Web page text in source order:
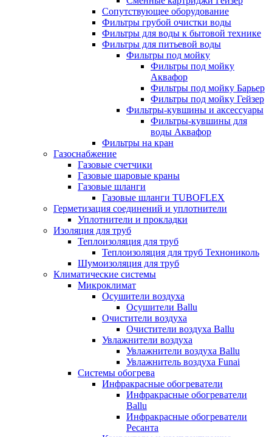
Сопутствующее оборудование
Фильтры грубой очистки воды
Фильтры для воды к бытовой технике
Фильтры для питьевой воды
Фильтры под мойку
Фильтры под мойку
Аквафор
Фильтры под мойку Барьер
Фильтры под мойку Гейзер
Фильтры-кувшины и аксессуары
Фильтры-кувшины для
воды Аквафор
Фильтры на кран
Газоснабжение
Газовые счетчики
Газовые шаровые краны
Газовые шланги
Газовые шланги TUBOFLEX
Герметизация соединений и уплотнители
Уплотнители и прокладки
Изоляция для труб
Теплоизоляция для труб
Теплоизоляция для труб Технониколь
Шумоизоляция для труб
Климатические системы
Микроклимат
Осушители воздуха
Осушители Ballu
Очистители воздуха
Очистители воздуха Ballu
Увлажнители воздуха
Увлажнители воздуха Ballu
Увлажнитель воздуха Funai
Системы обогрева
Инфракрасные обогреватели
Инфракрасные обогреватели
Ballu
Инфракрасные обогреватели
Ресанта